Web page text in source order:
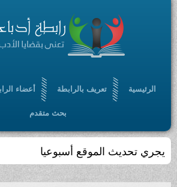
الرئيسية تعريف بالرابطة أعضاء الرابطة
بحث متقدم
يجري تحديث الموقع أسبوعيا